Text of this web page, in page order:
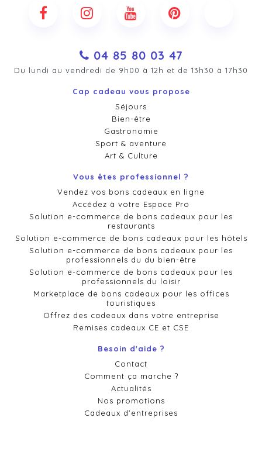
04 85 80 03 47
Du lundi au vendredi de 9h00 à 12h et de 13h30 à 17h30
Cap cadeau vous propose
Séjours
Bien-être
Gastronomie
Sport & aventure
Art & Culture
Vous êtes professionnel ?
Vendez vos bons cadeaux en ligne
Accédez à votre Espace Pro
Solution e-commerce de bons cadeaux pour les
restaurants
Solution e-commerce de bons cadeaux pour les hôtels
Solution e-commerce de bons cadeaux pour les
professionnels du du bien-être
Solution e-commerce de bons cadeaux pour les
professionnels du loisir
Marketplace de bons cadeaux pour les offices
touristiques
Offrez des cadeaux dans votre entreprise
Remises cadeaux CE et CSE
Besoin d'aide ?
Contact
Comment ça marche ?
Actualités
Nos promotions
Cadeaux d'entreprises